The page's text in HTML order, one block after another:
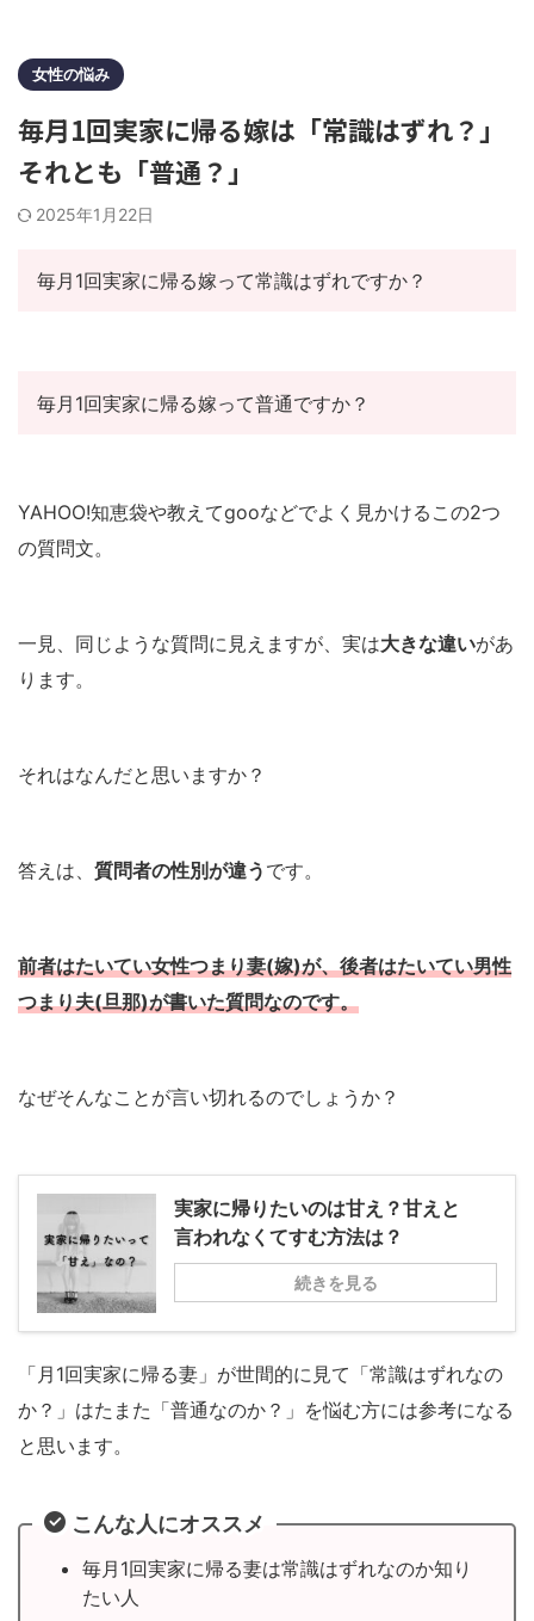
女性の悩み
毎月1回実家に帰る嫁は「常識はずれ？」
それとも「普通？」
2025年1月22日
毎月1回実家に帰る嫁って常識はずれですか？
毎月1回実家に帰る嫁って普通ですか？
YAHOO!知恵袋や教えてgooなどでよく見かけるこの2つ
の質問文。
一見、同じような質問に見えますが、実は大きな違いがあ
ります。
それはなんだと思いますか？
答えは、 質問者の性別が違う です。
前者はたいてい女性つまり妻(嫁)が、後者はたいてい男性
つまり夫(旦那)が書いた質問なのです。
なぜそんなことが言い切れるのでしょうか？
実家に帰りたいのは甘え？甘えと
言われなくてすむ方法は？
続きを見る
「月1回実家に帰る妻」が世間的に見て「常識はずれなの
か？」はたまた「普通なのか？」を悩む方には参考になる
と思います。
こんな人にオススメ
毎月1回実家に帰る妻は常識はずれなのか知り
たい人